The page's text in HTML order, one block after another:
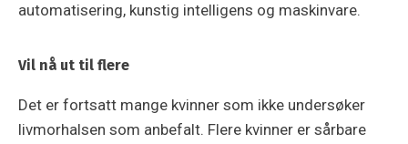
automatisering, kunstig intelligens og maskinvare.
Vil nå ut til flere
Det er fortsatt mange kvinner som ikke undersøker
livmorhalsen som anbefalt. Flere kvinner er sårbare